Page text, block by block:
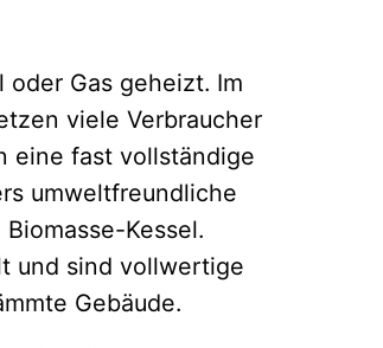
Gas geheizt. Im
viele Verbraucher
eine fast vollständige
umweltfreundliche
Kessel.
und sind vollwertige
Gebäude.